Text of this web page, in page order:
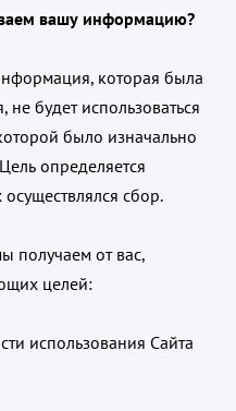
вашу информацию?
которая была
будет использоваться
было изначально
определяется
сбор.
получаем от вас,
целей:
использования Сайта